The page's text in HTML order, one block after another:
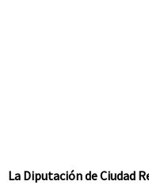
La Diputación de Ciudad